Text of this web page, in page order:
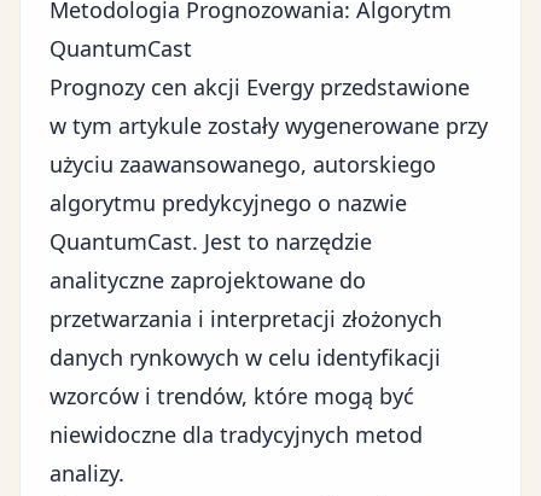
Metodologia Prognozowania: Algorytm
QuantumCast
Prognozy cen akcji Evergy przedstawione
w tym artykule zostały wygenerowane przy
użyciu zaawansowanego, autorskiego
algorytmu predykcyjnego o nazwie
QuantumCast. Jest to narzędzie
analityczne zaprojektowane do
przetwarzania i interpretacji złożonych
danych rynkowych w celu identyfikacji
wzorców i trendów, które mogą być
niewidoczne dla tradycyjnych metod
analizy.